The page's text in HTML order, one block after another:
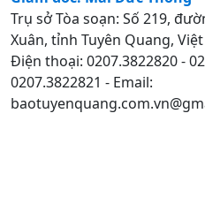
Trụ sở Tòa soạn: Số 219,
Xuân, tỉnh Tuyên Quang,
Điện thoại: 0207.3822820 -
0207.3822821 - Email: